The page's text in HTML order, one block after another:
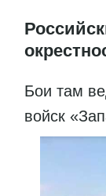
Бои там
войск